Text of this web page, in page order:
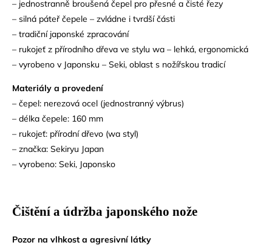
– jednostranně broušená čepel pro přesné a čisté řezy
– silná páteř čepele – zvládne i tvrdší části
– tradiční japonské zpracování
– rukojeť z přírodního dřeva ve stylu wa – lehká, ergonomická
– vyrobeno v Japonsku – Seki, oblast s nožířskou tradicí
Materiály a provedení
– čepel: nerezová ocel (jednostranný výbrus)
– délka čepele: 160 mm
– rukojeť: přírodní dřevo (wa styl)
– značka: Sekiryu Japan
– vyrobeno: Seki, Japonsko
Čištění a údržba japonského nože
Pozor na vlhkost a agresivní látky